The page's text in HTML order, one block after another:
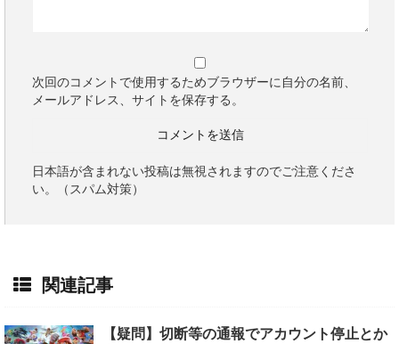
次回のコメントで使用するためブラウザーに自分の名前、
メールアドレス、サイトを保存する。
日本語が含まれない投稿は無視されますのでご注意くださ
い。（スパム対策）
関連記事
【疑問】切断等の通報でアカウント停止とか